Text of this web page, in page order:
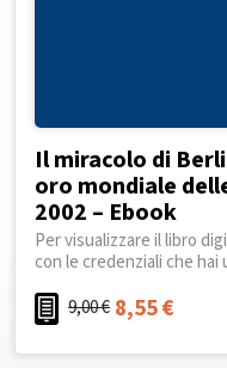
Il miracolo di
oro mondiale
2002 – Ebook
Per visualizzare il libro
con le credenziali che hai
9,00€ 8,55€